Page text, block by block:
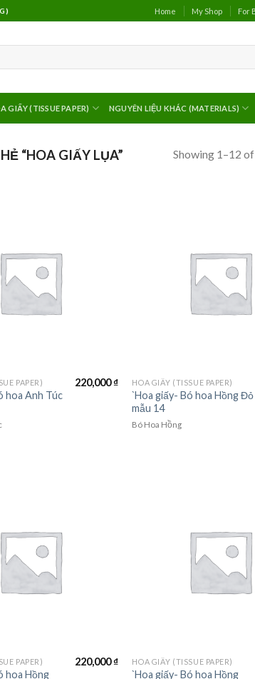
Home My Shop For
GIẤY (TISSUE PAPER) NGUYÊN LIỆU KHÁC (MATERIALS)
“HOA GIẤY LỤA” Showing 1–12
PAPER)
hoa Anh Túc
220,000₫ HOA GIẤY (TISSUE PAPER)
`Hoa giấy- Bó hoa Hồng Đỏ
mẫu 14
Bó Hoa Hồng
PAPER)
hoa Hồng
220,000₫ HOA GIẤY (TISSUE PAPER)
`Hoa giấy- Bó hoa Hồng